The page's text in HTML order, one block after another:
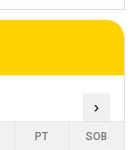
›
PT SOB